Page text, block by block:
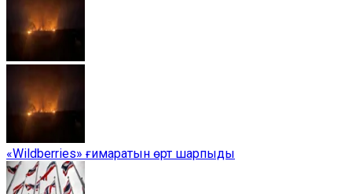
«Wildberries» ғимаратын өрт шарпыды